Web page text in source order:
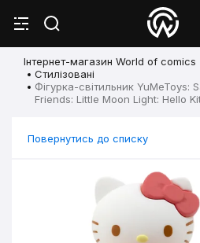
Інтернет-магазин World of comics
Стилізовані
Фігурка-світильник YuMeToys:
Friends: Little Moon Light: Hello
Повернутись до списку